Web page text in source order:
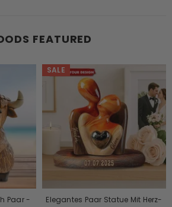
FEATURED
Shoppaas
SALE
Personalisierte Foto-Kristallkugel